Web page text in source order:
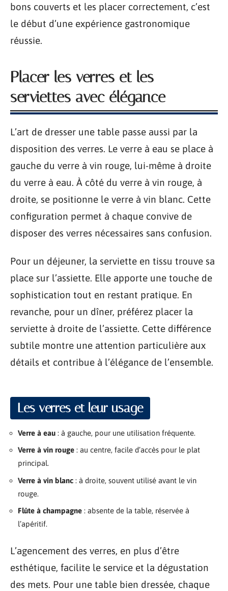
bons couverts et les placer correctement, c’est
le début d’une expérience gastronomique
réussie.
Placer les verres et les
serviettes avec élégance
L’art de dresser une table passe aussi par la
disposition des verres. Le verre à eau se place à
gauche du verre à vin rouge, lui-même à droite
du verre à eau. À côté du verre à vin rouge, à
droite, se positionne le verre à vin blanc. Cette
configuration permet à chaque convive de
disposer des verres nécessaires sans confusion.
Pour un déjeuner, la serviette en tissu trouve sa
place sur l’assiette. Elle apporte une touche de
sophistication tout en restant pratique. En
revanche, pour un dîner, préférez placer la
serviette à droite de l’assiette. Cette différence
subtile montre une attention particulière aux
détails et contribue à l’élégance de l’ensemble.
Les verres et leur usage
Verre à eau : à gauche, pour une utilisation fréquente.
Verre à vin rouge : au centre, facile d’accès pour le plat
principal.
Verre à vin blanc : à droite, souvent utilisé avant le vin
rouge.
Flûte à champagne : absente de la table, réservée à
l’apéritif.
L’agencement des verres, en plus d’être
esthétique, facilite le service et la dégustation
des mets. Pour une table bien dressée, chaque